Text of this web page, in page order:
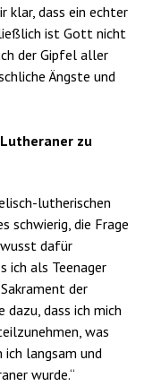
klar, dass ein echter
ist Gott nicht
der Gipfel aller
Ängste und
zu
lutherischen
schwierig, die Frage
dafür
ich als Teenager
der
dass ich mich
was
ich langsam und
wurde.“